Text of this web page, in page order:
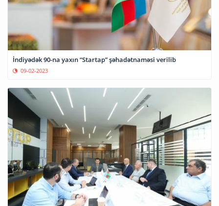
İndiyədək 90-na yaxın “Startap” şəhadətnaməsi verilib
09-02-2023